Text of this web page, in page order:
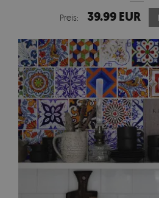
Preis: 39.99 EUR